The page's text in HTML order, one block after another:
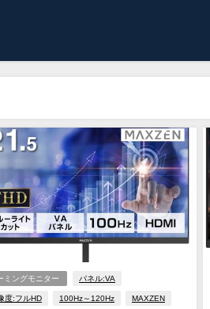
ミングモニター パネル:VA
度:フルHD 100Hz～120Hz MAXZEN